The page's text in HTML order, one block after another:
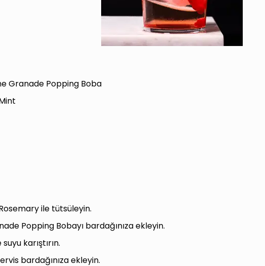
Granade Popping Boba
ile tütsüleyin.
Popping Bobayı bardağınıza ekleyin.
karıştırın.
bardağınıza ekleyin.